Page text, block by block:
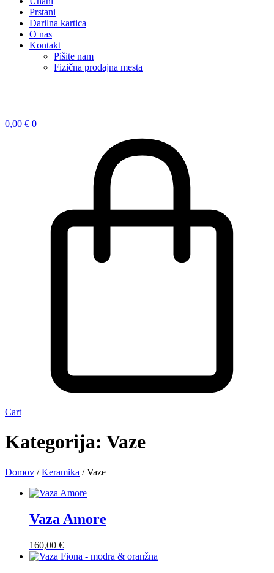
Prstani
Darilna kartica
O nas
Kontakt
Pišite nam
Fizična prodajna mesta
0,00 € 0
Cart
Kategorija: Vaze
Domov /Keramika / Vaze
Vaza Amore
160,00 €